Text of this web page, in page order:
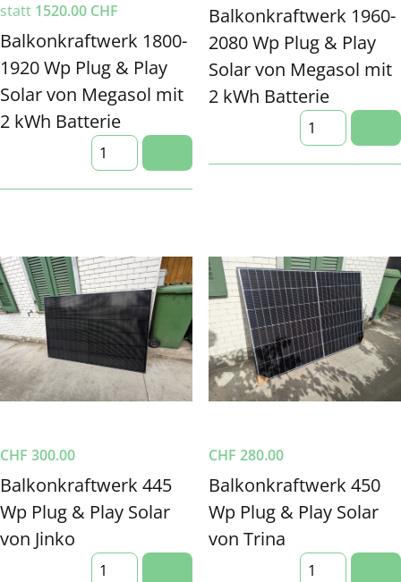
statt 1520.00 CHF
Balkonkraftwerk 1800-
1920 Wp Plug & Play
Solar von Megasol mit
2 kWh Batterie
Balkonkraftwerk 1960-
2080 Wp Plug & Play
Solar von Megasol mit
2 kWh Batterie
CHF 300.00
Balkonkraftwerk 445
Wp Plug & Play Solar
von Jinko
CHF 280.00
Balkonkraftwerk 450
Wp Plug & Play Solar
von Trina